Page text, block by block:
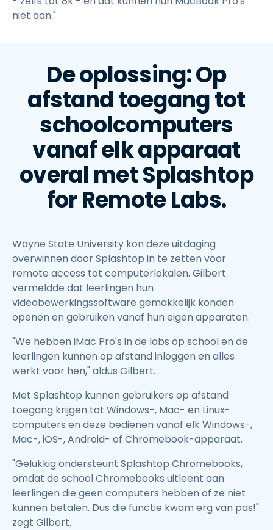
niet aan."
De oplossing: Op
afstand toegang tot
schoolcomputers
vanaf elk apparaat
overal met Splashtop
for Remote Labs.
Wayne State University kon deze uitdaging
overwinnen door Splashtop in te zetten voor
remote access tot computerlokalen. Gilbert
vermeldde dat leerlingen hun
videobewerkingssoftware gemakkelijk konden
openen en gebruiken vanaf hun eigen apparaten.
"We hebben iMac Pro's in de labs op school en de
leerlingen kunnen op afstand inloggen en alles
werkt voor hen," aldus Gilbert.
Met Splashtop kunnen gebruikers op afstand
toegang krijgen tot Windows-, Mac- en Linux-
computers en deze bedienen vanaf elk Windows-,
Mac-, iOS-, Android- of Chromebook-apparaat.
"Gelukkig ondersteunt Splashtop Chromebooks,
omdat de school Chromebooks uitleent aan
leerlingen die geen computers hebben of ze niet
kunnen betalen. Dus die functie kwam erg van pas!"
zegt Gilbert.